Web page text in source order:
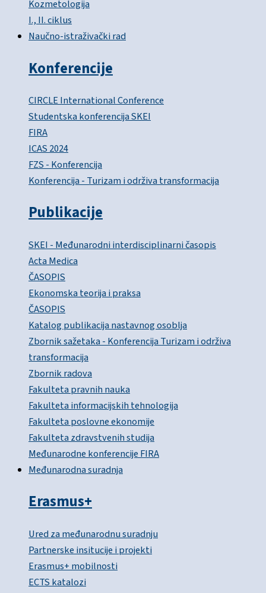
Kozmetologija
I., II. ciklus
Naučno-istraživački rad
Konferencije
CIRCLE International Conference
Studentska konferencija SKEI
FIRA
ICAS 2024
FZS - Konferencija
Konferencija - Turizam i održiva transformacija
Publikacije
SKEI - Međunarodni interdisciplinarni časopis
Acta Medica
ČASOPIS
Ekonomska teorija i praksa
ČASOPIS
Katalog publikacija nastavnog osoblja
Zbornik sažetaka - Konferencija Turizam i održiva
transformacija
Zbornik radova
Fakulteta pravnih nauka
Fakulteta informacijskih tehnologija
Fakulteta poslovne ekonomije
Fakulteta zdravstvenih studija
Međunarodne konferencije FIRA
Međunarodna suradnja
Erasmus+
Ured za međunarodnu suradnju
Partnerske insitucije i projekti
Erasmus+ mobilnosti
ECTS katalozi